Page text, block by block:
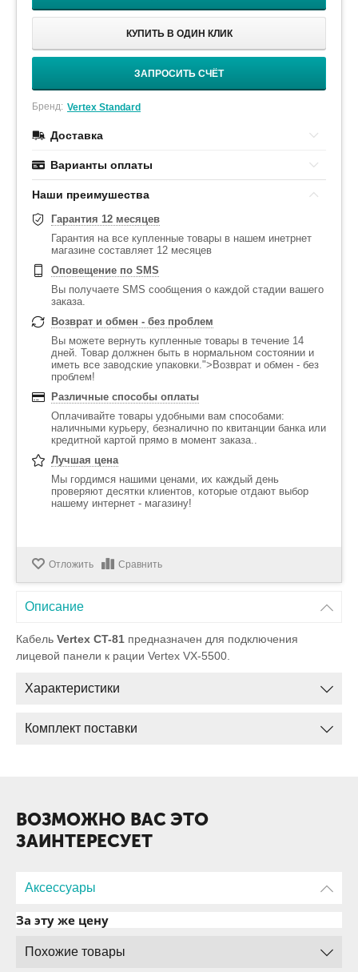
КУПИТЬ В ОДИН КЛИК
ЗАПРОСИТЬ СЧЁТ
Бренд: Vertex Standard
Доставка
Варианты оплаты
Наши преимушества
Гарантия 12 месяцев
Гарантия на все купленные товары в нашем инетрнет
магазине составляет 12 месяцев
Оповещение по SMS
Вы получаете SMS сообщения о каждой стадии вашего
заказа.
Возврат и обмен - без проблем
Вы можете вернуть купленные товары в течение 14
дней. Товар должнен быть в нормальном состоянии и
иметь все заводские упаковки.">Возврат и обмен - без
проблем!
Различные способы оплаты
Оплачивайте товары удобными вам способами:
наличными курьеру, безналично по квитанции банка или
кредитной картой прямо в момент заказа..
Лучшая цена
Мы гордимся нашими ценами, их каждый день
проверяют десятки клиентов, которые отдают выбор
нашему интернет - магазину!
Отложить Сравнить
Описание
Кабель Vertex CT-81 предназначен для подключения
лицевой панели к рации Vertex VX-5500.
Характеристики
Комплект поставки
ВОЗМОЖНО ВАС ЭТО
ЗАИНТЕРЕСУЕТ
Аксессуары
За эту же цену
Похожие товары